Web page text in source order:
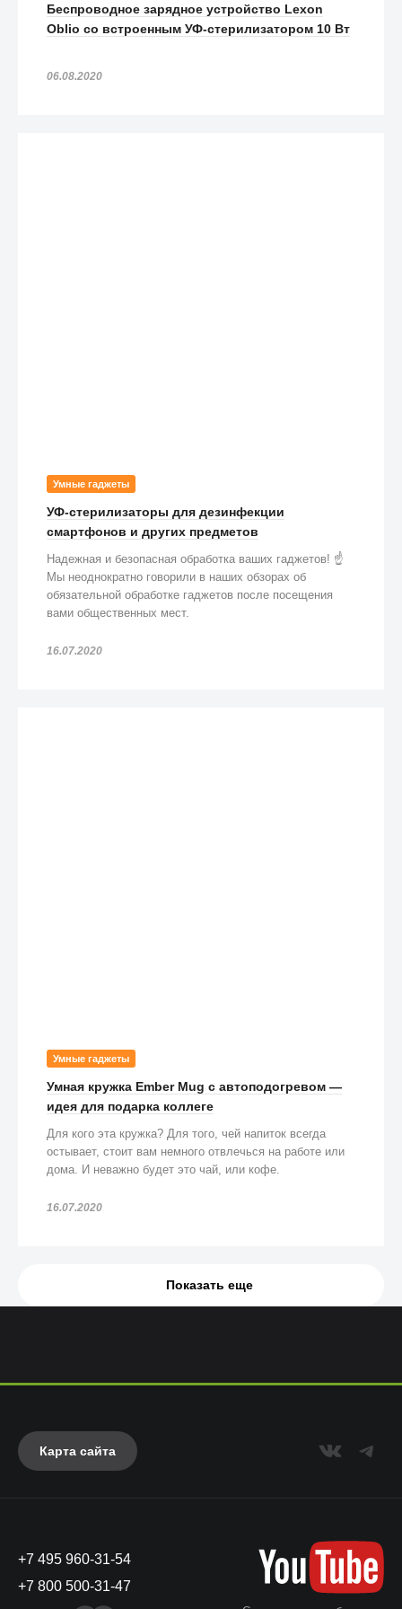
Беспроводное зарядное устройство Lexon
Oblio со встроенным УФ-стерилизатором 10 Вт
06.08.2020
Умные гаджеты
УФ-стерилизаторы для дезинфекции
смартфонов и других предметов
Надежная и безопасная обработка ваших гаджетов! ☝️
Мы неоднократно говорили в наших обзорах об
обязательной обработке гаджетов после посещения
вами общественных мест.
16.07.2020
Умные гаджеты
Умная кружка Ember Mug с автоподогревом —
идея для подарка коллеге
Для кого эта кружка? Для того, чей напиток всегда
остывает, стоит вам немного отвлечься на работе или
дома. И неважно будет это чай, или кофе.
16.07.2020
Показать еще
Карта сайта
+7 495 960-31-54
+7 800 500-31-47